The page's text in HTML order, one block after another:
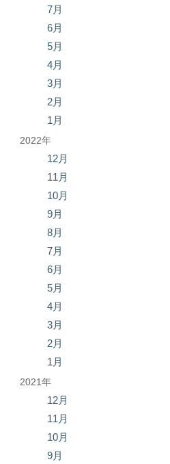
7月
6月
5月
4月
3月
2月
1月
2022年
12月
11月
10月
9月
8月
7月
6月
5月
4月
3月
2月
1月
2021年
12月
11月
10月
9月